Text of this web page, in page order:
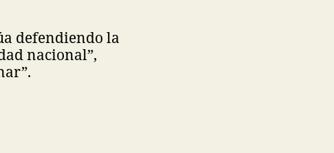
defendiendo la
nacional”,